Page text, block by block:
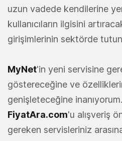
uzun vadede kendilerine
kullanıcıların ilgisini
girişimlerinin sektörde
MyNet'in yeni servisine
göstereceğine ve
genişleteceğine
FiyatAra.com'u alışveriş
gereken servisleriniz